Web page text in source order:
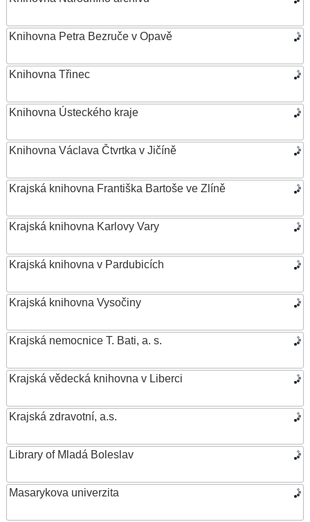
Knihovna Petra Bezruče v Opavě
Knihovna Třinec
Knihovna Ústeckého kraje
Knihovna Václava Čtvrtka v Jičíně
Krajská knihovna Františka Bartoše ve Zlíně
Krajská knihovna Karlovy Vary
Krajská knihovna v Pardubicích
Krajská knihovna Vysočiny
Krajská nemocnice T. Bati, a. s.
Krajská vědecká knihovna v Liberci
Krajská zdravotní, a.s.
Library of Mladá Boleslav
Masarykova univerzita